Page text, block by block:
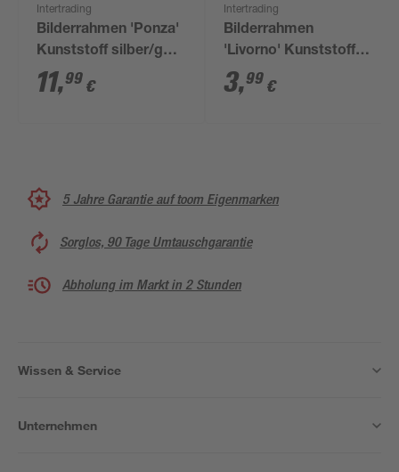
Intertrading
Bilderrahmen 'Ponza'
Kunststoff silber/gold
18 x 24 cm
11,99 €
Intertrading
Bilderrahmen
'Livorno' Kunststoff
weiß 10 x 15 cm
3,99 €
5 Jahre Garantie auf toom Eigenmarken
Sorglos, 90 Tage Umtauschgarantie
Abholung im Markt in 2 Stunden
Wissen & Service
Unternehmen